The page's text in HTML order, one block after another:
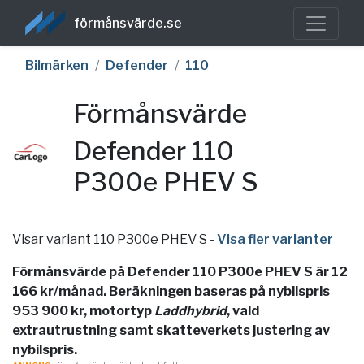
förmånsvärde.se
Bilmärken Defender 110
Förmånsvärde
Defender 110
P300e PHEV S
Visar variant 110 P300e PHEV S - Visa fler varianter
Förmånsvärde på Defender 110 P300e PHEV S är 12
166 kr/månad. Beräkningen baseras på nybilspris
953 900 kr, motortyp Laddhybrid, vald
extrautrustning samt skatteverkets justering av
nybilspris.